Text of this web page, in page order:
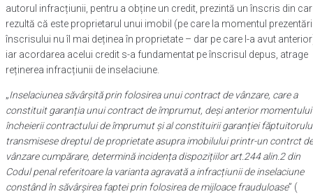
autorul infracțiunii, pentru a obține un credit, prezintă un înscris din
rezultă că este proprietarul unui imobil (pe care la momentul
înscrisului nu îl mai deținea în proprietate – dar pe care l-a avut
iar acordarea acelui credit s-a fundamentat pe înscrisul depus, atrage
reținerea infracțiunii de inselaciune.
„Inselaciunea săvârșită prin folosirea unui contract de vânzare, care a
constituit garanția unui contract de împrumut, deși anterior momentului
încheierii contractului de împrumut și al constituirii garanției
transmisese dreptul de proprietate asupra imobilului printr-un contrct de
vânzare cumpărare, determină incidența dispozițiilor art.244 alin.2 din
Codul penal referitoare la varianta agravată a infracțiunii de inselaciune
constând în săvârșirea faptei prin folosirea de mijloace frauduloase” (